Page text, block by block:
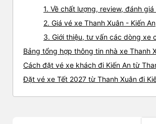
1. Về chất lượng, review, đánh
2. Giá vé xe Thanh Xuân - Kiến An
3. Giới thiệu, tư vấn các dòng xe
Bảng tổng hợp thông tin nhà xe Thanh
Cách đặt vé xe khách đi Kiến An từ
Đặt vé xe Tết 2027 từ Thanh Xuân đi